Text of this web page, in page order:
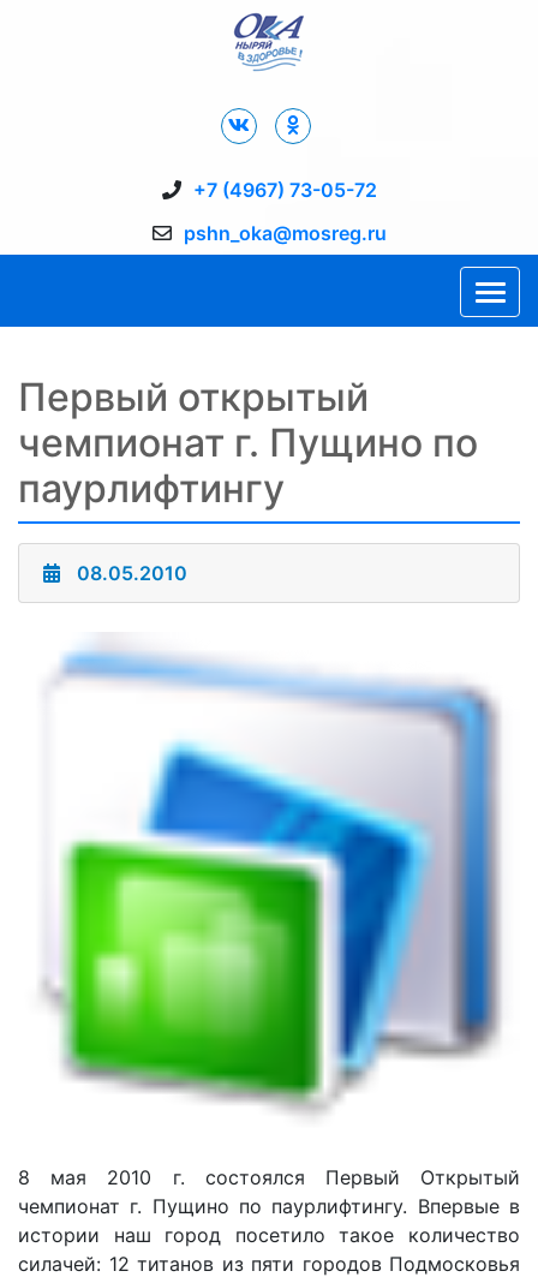
+7 (4967) 73-05-72
pshn_oka@mosreg.ru
Первый открытый
чемпионат г. Пущино по
паурлифтингу
08.05.2010
8 мая 2010 г. состоялся Первый Открытый
чемпионат г. Пущино по паурлифтингу. Впервые в
истории наш город посетило такое количество
силачей: 12 титанов из пяти городов Подмосковья